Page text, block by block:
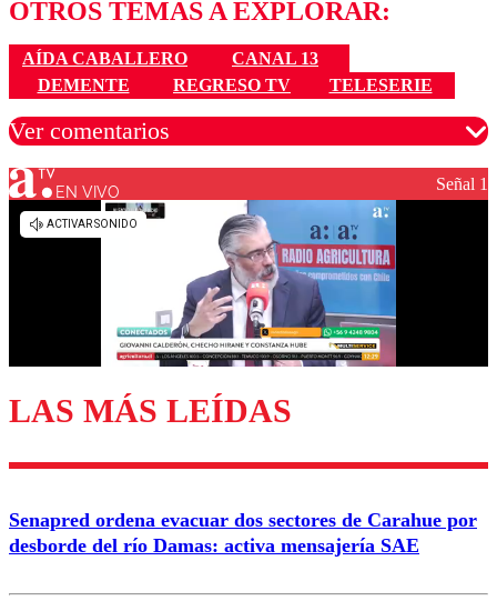
OTROS TEMAS A EXPLORAR:
AÍDA CABALLERO
CANAL 13
DEMENTE
REGRESO TV TELESERIE
Ver comentarios
Los comentarios son moderados para garantizar un
diálogo respetuoso.
Enviar comentario
EN VIVO Señal 1
LAS MÁS LEÍDAS
Senapred ordena evacuar dos sectores de Carahue por
desborde del río Damas: activa mensajería SAE